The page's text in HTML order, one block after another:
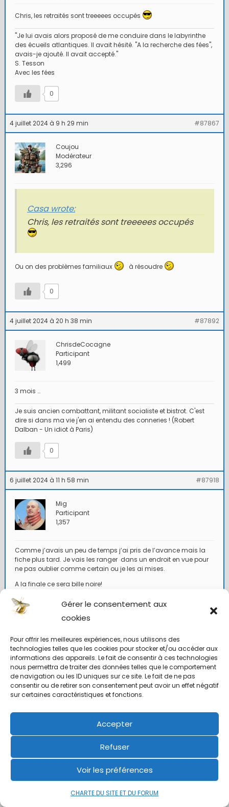
Gérer le consentement aux
cookies
Pour offrir les meilleures expériences, nous utilisons des
technologies telles que les cookies pour stocker et/ou accéder aux
informations des appareils. Le fait de consentir à ces technologies
nous permettra de traiter des données telles que le comportement
de navigation ou les ID uniques sur ce site. Le fait de ne pas
consentir ou de retirer son consentement peut avoir un effet négatif
sur certaines caractéristiques et fonctions.
Accepter
Refuser
Voir les préférences
CHARTE DU SITE ET DU FORUM
Chris, les retraités sont treeeees occupés
"Je lui avais alors proposé de me conduire dans le labyrinthe
des écueils atlantiques. Il avait hésité. "A la recherche des fées",
avais-je ajouté. Il avait accepté."
S. Tesson
Avec les fées
0
4 juillet 2024 à 9 h 29 min #87867
Coujou
Modérateur
3,296
Casa wrote:
Chris, les retraités sont treeeees occupés
Ou on des problèmes familiaux à résoudre
0
4 juillet 2024 à 20 h 38 min #87892
ChrisdeCocagne
Participant
1,499
3 mois …
Je suis ancien combattant, militant socialiste et bistrot. C'est
dire si dans ma vie j'en ai entendu des conneries ! (Robert
Dalban - Un idiot à Paris)
0
6 juillet 2024 à 11 h 58 min #87918
Mig
Participant
1,357
Comme j’avais un peu de temps j’ai pris de l’avance mais la
fiche plus tard. Je vais les ranger dans un endroit en vue pour
ne pas oublier comme certain ou je les ai mises.
A la finale ce sera bille noire!
Ce qui n'est pas partagé est perdu
10 juillet 2024 à 15 h 28 min